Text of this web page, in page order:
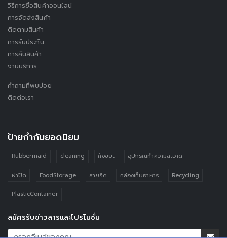
วิธีการซื้อสินค้าออนไลน์
การจัดส่งสินค้า
ติดตามสินค้า
การรับประกัน
การคืนสินค้า
งานบริการ
คำถามที่พบบ่อย
ติดต่อเรา
ป้ายกำกับยอดนิยม
Rubbermaid cleaning ถังขยะ อุปกรณ์ทำความสะอาด
ฝาปิด FoodStorage สายรัด กล่องเก็บอาหาร Recycling
PlasticContainer
สมัครรับข่าวสารและโปรโมชั่น